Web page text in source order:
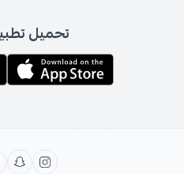
تحميل